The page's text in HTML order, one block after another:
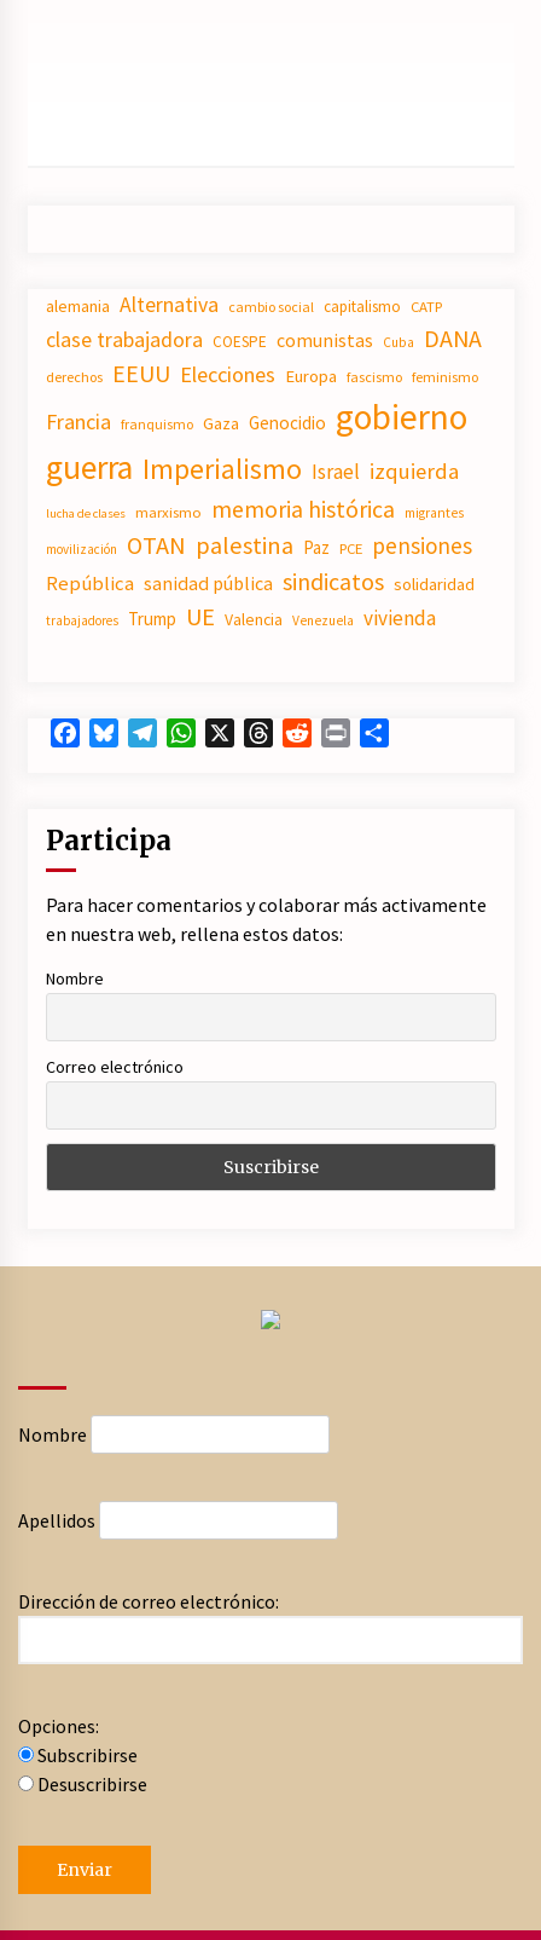
alemania Alternativa cambio social capitalismo CATP
clase trabajadora COESPE comunistas Cuba DANA
derechos EEUU Elecciones Europa fascismo feminismo
Francia franquismo Gaza Genocidio gobierno
guerra Imperialismo Israel izquierda
lucha de clases marxismo memoria histórica migrantes
movilización OTAN palestina Paz PCE pensiones
República sanidad pública sindicatos solidaridad
trabajadores Trump UE Valencia Venezuela vivienda
FacebookBlueskyTelegramWhatsApp ThreadsRedditPrint
Participa
Para hacer comentarios y colaborar más activamente
en nuestra web, rellena estos datos:
Nombre
Correo electrónico
Nombre
Apellidos
Dirección de correo electrónico:
Opciones:
Subscribirse
Desuscribirse